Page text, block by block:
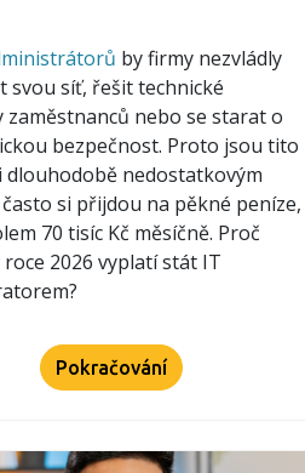
by firmy nezvládly
svou síť, řešit technické
zaměstnanců nebo se starat o
bezpečnost. Proto jsou tito
dlouhodobě nedostatkovým
si přijdou na pěkné peníze,
70 tisíc Kč měsíčně. Proč
roce 2026 vyplatí stát IT
Pokračování